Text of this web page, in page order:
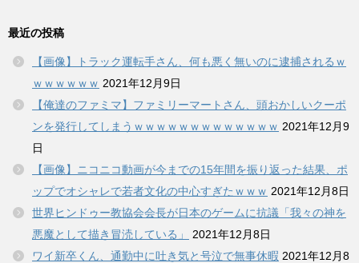
最近の投稿
【画像】トラック運転手さん、何も悪く無いのに逮捕されるｗ
ｗｗｗｗｗｗ 2021年12月9日
【俺達のファミマ】ファミリーマートさん、頭おかしいクーポ
ンを発行してしまうｗｗｗｗｗｗｗｗｗｗｗｗｗ 2021年12月9
日
【画像】ニコニコ動画が今までの15年間を振り返った結果、ポ
ップでオシャレで若者文化の中心すぎたｗｗｗ 2021年12月8日
世界ヒンドゥー教協会会長が日本のゲームに抗議「我々の神を
悪魔として描き冒涜している」
2021年12月8日
ワイ新卒くん、通勤中に吐き気と号泣で無事休暇 2021年12月8